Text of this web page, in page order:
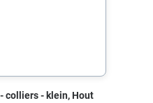
colliers - klein, Hout